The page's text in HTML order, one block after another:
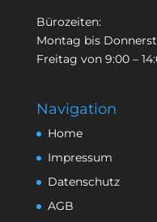
Bürozeiten:
Montag bis
Freitag von 9:00 –
Navigation
Home
Impressum
Datenschutz
AGB